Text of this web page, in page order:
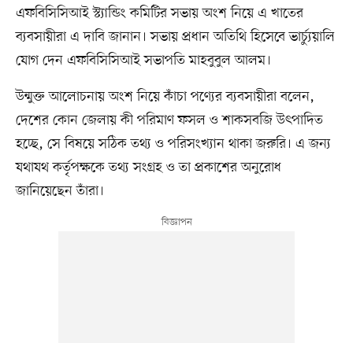
এফবিসিসিআই স্ট্যান্ডিং কমিটির সভায় অংশ নিয়ে এ খাতের
ব্যবসায়ীরা এ দাবি জানান। সভায় প্রধান অতিথি হিসেবে ভার্চ্যুয়ালি
যোগ দেন এফবিসিসিআই সভাপতি মাহবুবুল আলম।
উন্মুক্ত আলোচনায় অংশ নিয়ে কাঁচা পণ্যের ব্যবসায়ীরা বলেন,
দেশের কোন জেলায় কী পরিমাণ ফসল ও শাকসবজি উৎপাদিত
হচ্ছে, সে বিষয়ে সঠিক তথ্য ও পরিসংখ্যান থাকা জরুরি। এ জন্য
যথাযথ কর্তৃপক্ষকে তথ্য সংগ্রহ ও তা প্রকাশের অনুরোধ
জানিয়েছেন তাঁরা।